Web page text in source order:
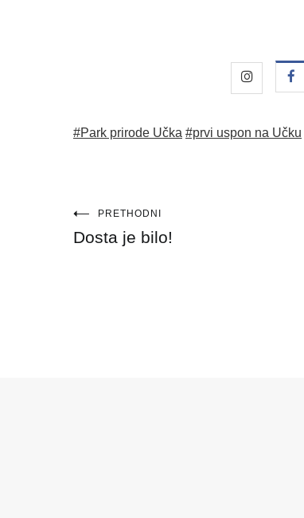
#Park prirode Učka #prvi uspon na Učku
Navigacija
objava
PRETHODNI
Dosta je bilo!